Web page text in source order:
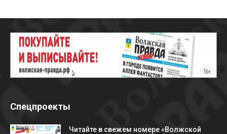
Спецпроекты
Читайте в свежем номере «Волжской